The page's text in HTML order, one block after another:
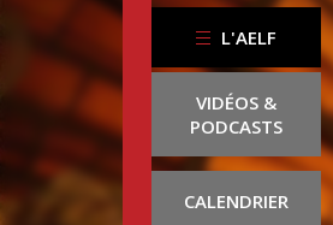
L'AELF
VIDÉOS &
PODCASTS
CALENDRIER